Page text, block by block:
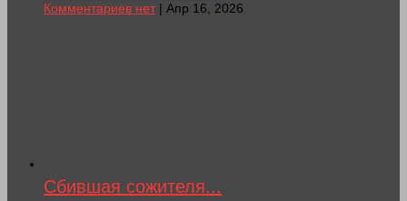
Комментариев нет| Апр 16, 2026
Сбившая сожителя...